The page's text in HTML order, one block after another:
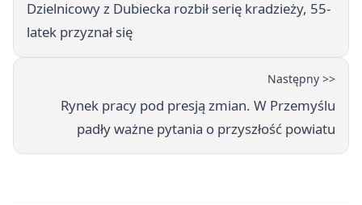
Dzielnicowy z Dubiecka rozbił serię kradzieży, 55-
latek przyznał się
Następny >>
Rynek pracy pod presją zmian. W Przemyślu
padły ważne pytania o przyszłość powiatu